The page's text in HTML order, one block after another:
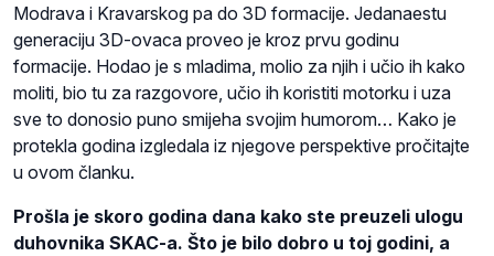
Modrava i Kravarskog pa do 3D formacije. Jedanaestu
generaciju 3D-ovaca proveo je kroz prvu godinu
formacije. Hodao je s mladima, molio za njih i učio ih kako
moliti, bio tu za razgovore, učio ih koristiti motorku i uza
sve to donosio puno smijeha svojim humorom… Kako je
protekla godina izgledala iz njegove perspektive pročitajte
u ovom članku.
Prošla je skoro godina dana kako ste preuzeli ulogu
duhovnika SKAC-a. Što je bilo dobro u toj godini, a